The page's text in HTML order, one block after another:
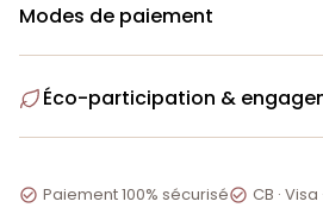
Modes de paiement
Éco-participation &
 Paiement 100% sécurisé CB ·